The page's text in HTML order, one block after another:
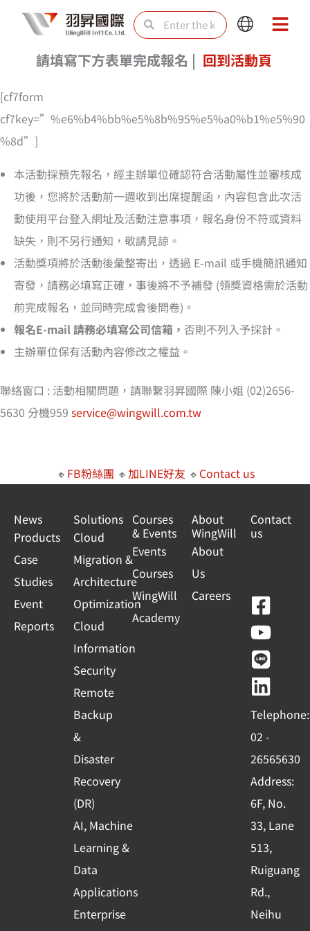
content
SearchSearch
Main
Menu
Main
請填寫下方表單完成報名 | 回到活動頁
[cf7form
cf7key=”%e6%b4%bb%e5%8b%95%e5%a0%b1%e5%90
%8d”]
本活動採預先報名，經主辦單位確認符合活動屬性並審核成
功後，您將於活動前一週收到出席提醒函，內容包含此次活
動使用平台登入網址及活動注意事項，報名身份不符或資料
缺失，則不另行通知，敬請見諒。
活動獎項將於活動後彙整寄出，透過 E-mail 或手機簡訊通知
寄發，請務必填寫正確，事後將不予補發 (領獎資格需於活動
前完成報名，並同時完成會後問卷)。
報名E-mail 請務必填寫公司信箱， 否則不列入予採計。
主辦單位保有活動內容修改之權益。
聯絡窗口 : 活動相關問題，請聯繫羽昇國際 陳小姐 (02)2656-
5630 分機959 service@wingwill.com.tw
🔸 FB粉絲團 🔸加LINE好友 🔸 Contact us
News
Products
Case
Studies
Event
Reports
Solutions
Cloud
Migration &
Architecture
Optimization
Cloud
Information
Security
Remote
Backup
&
Disaster
Recovery
(DR)
AI, Machine
Learning &
Data
Applications
Enterprise
Courses
& Events
Events
Courses
WingWill
Academy
About
WingWill
About
Us
Careers
Contact
us
F
a
c
e
b
o
o
k
-
s
q
u
a
r
e
Y
o
u
t
u
b
e
L
i
n
e
L
i
n
k
e
d
i
n
Telephone:
02 -
26565630
Address:
6F, No.
33, Lane
513,
Ruiguang
Rd.,
Neihu